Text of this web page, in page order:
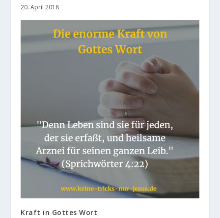
20. April 2018
Kraft in Gottes Wort